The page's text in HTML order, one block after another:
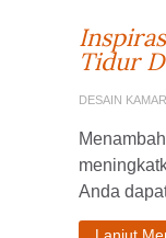
Tidur
DESAIN
Anda